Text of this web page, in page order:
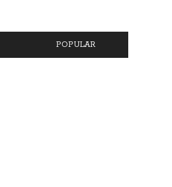
POPULAR